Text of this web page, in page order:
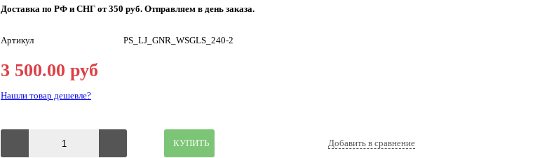
Доставка по РФ и СНГ от 350 руб. Отправляем в день заказа.
Артикул PS_LJ_GNR_WSGLS_240-2
3 500.00 руб
Нашли товар дешевле?
КУПИТЬ Добавить в сравнение